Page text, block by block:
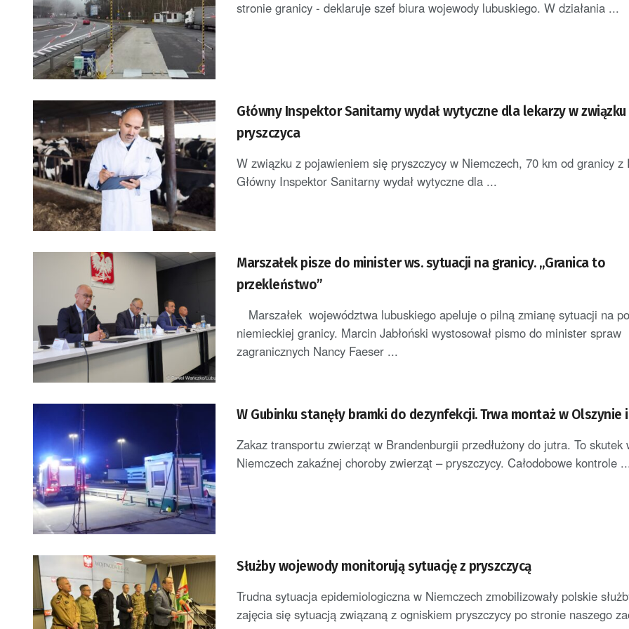
stronie granicy - deklaruje szef biura wojewody lubuskiego. W działania ...
Główny Inspektor Sanitarny wydał wytyczne dla lekarzy w związku z
pryszczyca
W związku z pojawieniem się pryszczycy w Niemczech, 70 km od granicy z
Główny Inspektor Sanitarny wydał wytyczne dla ...
Marszałek pisze do minister ws. sytuacji na granicy. „Granica to
przekleństwo”
Marszałek województwa lubuskiego apeluje o pilną zmianę sytuacji na
niemieckiej granicy. Marcin Jabłoński wystosował pismo do minister spraw
zagranicznych Nancy Faeser ...
W Gubinku stanęły bramki do dezynfekcji. Trwa montaż w Olszynie
Zakaz transportu zwierząt w Brandenburgii przedłużony do jutra. To skutek
Niemczech zakaźnej choroby zwierząt – pryszczycy. Całodobowe kontrole
Służby wojewody monitorują sytuację z pryszczycą
Trudna sytuacja epidemiologiczna w Niemczech zmobilizowały polskie
zajęcia się sytuacją związaną z ogniskiem pryszczycy po stronie naszego